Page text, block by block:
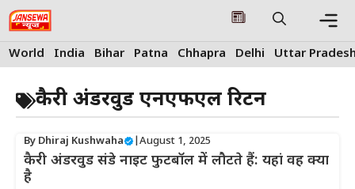
Skip
to
content
World India Bihar Patna Chhapra Delhi Uttar
कैरी अंडरवुड एनएफएल रिटर्न
By Dhiraj Kushwaha August 1, 2025
कैरी अंडरवुड संडे नाइट फुटबॉल में लौटते हैं: यहां वह क्या
है